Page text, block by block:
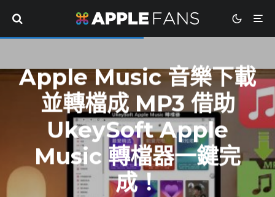
Apple Music 音樂下載
並轉檔成 MP3 借助
UkeySoft Apple
Music 轉檔器一鍵完
成！